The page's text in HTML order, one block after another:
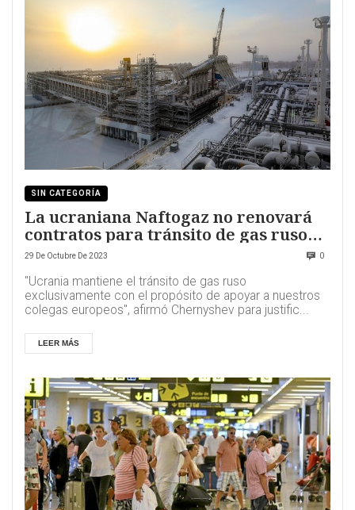
SIN CATEGORÍA
La ucraniana Naftogaz no renovará
contratos para tránsito de gas ruso
hacia Europa
29 De Octubre De 2023 0
"Ucrania mantiene el tránsito de gas ruso
exclusivamente con el propósito de apoyar a nuestros
colegas europeos", afirmó Chernyshev para justific...
LEER MÁS